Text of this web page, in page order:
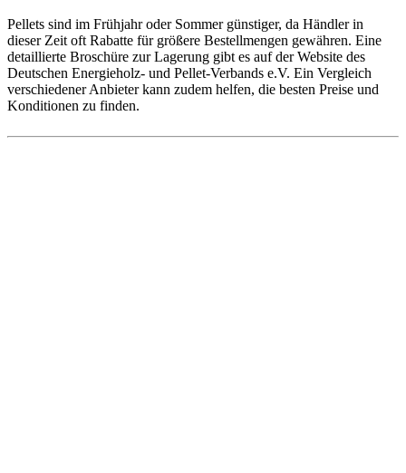
Pellets sind im Frühjahr oder Sommer günstiger, da Händler in
dieser Zeit oft Rabatte für größere Bestellmengen gewähren. Eine
detaillierte Broschüre zur Lagerung gibt es auf der Website des
Deutschen Energieholz- und Pellet-Verbands e.V. Ein Vergleich
verschiedener Anbieter kann zudem helfen, die besten Preise und
Konditionen zu finden.